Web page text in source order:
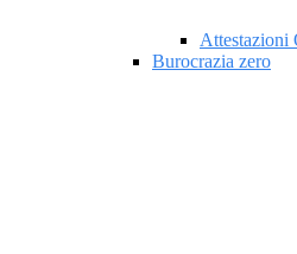
Attestazioni
Burocrazia zero